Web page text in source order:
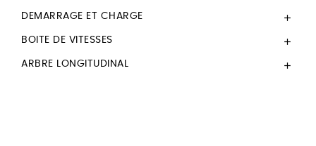
DEMARRAGE ET CHARGE 
BOITE DE VITESSES 
ARBRE LONGITUDINAL 